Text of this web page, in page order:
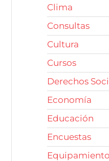
Clima
Consultas
Cultura
Cursos
Derechos
Economía
Educación
Encuestas
Equipamiento